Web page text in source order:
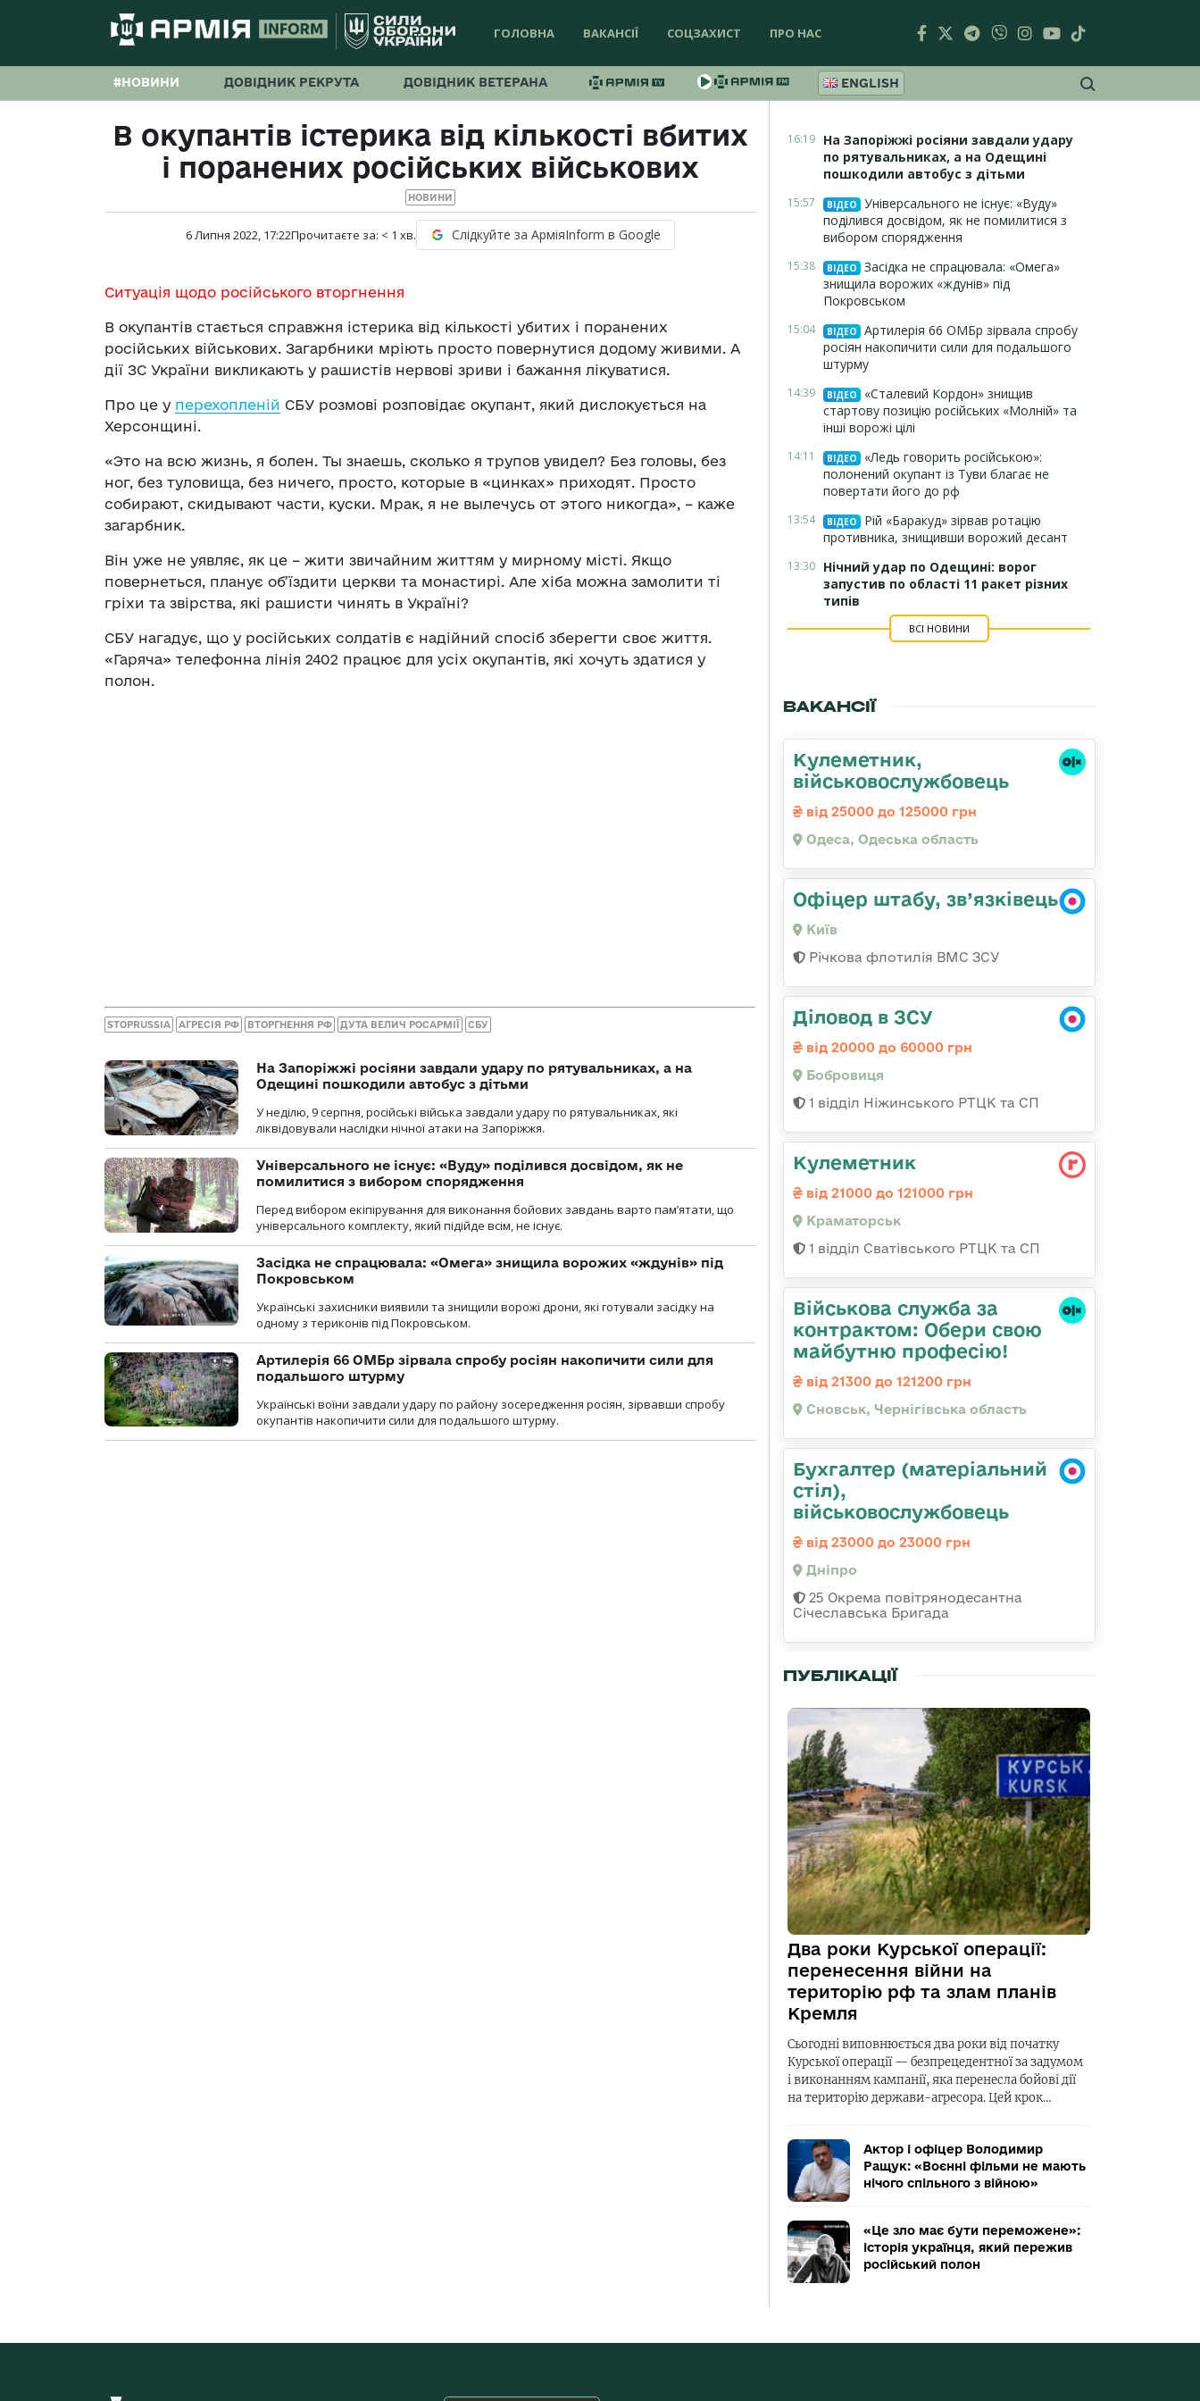
ГОЛОВНА ВАКАНСІЇ СОЦЗАХИСТ ПРО НАС
#НОВИНИ ДОВІДНИК РЕКРУТА ДОВІДНИК ВЕТЕРАНА ENGLISH
В окупантів істерика від кількості вбитих
і поранених російських військових
НОВИНИ
6 Липня 2022, 17:22Прочитаєте за: < 1 хв. Слідкуйте за АрміяInform в Google
Ситуація щодо російського вторгнення
В окупантів стається справжня істерика від кількості убитих і поранених
російських військових. Загарбники мріють просто повернутися додому живими. А
дії ЗС України викликають у рашистів нервові зриви і бажання лікуватися.
Про це у перехопленій СБУ розмові розповідає окупант, який дислокується на
Херсонщині.
«Это на всю жизнь, я болен. Ты знаешь, сколько я трупов увидел? Без головы, без
ног, без туловища, без ничего, просто, которые в «цинках» приходят. Просто
собирают, скидывают части, куски. Мрак, я не вылечусь от этого никогда», – каже
загарбник.
Він уже не уявляє, як це – жити звичайним життям у мирному місті. Якщо
повернеться, планує об’їздити церкви та монастирі. Але хіба можна замолити ті
гріхи та звірства, які рашисти чинять в Україні?
СБУ нагадує, що у російських солдатів є надійний спосіб зберегти своє життя.
«Гаряча» телефонна лінія 2402 працює для усіх окупантів, які хочуть здатися у
полон.
STOPRUSSIA АГРЕСІЯ РФ ВТОРГНЕННЯ РФ ДУТА ВЕЛИЧ РОСАРМІЇ СБУ
На Запоріжжі росіяни завдали удару по рятувальниках, а на
Одещині пошкодили автобус з дітьми
У неділю, 9 серпня, російські війська завдали удару по рятувальниках, які
ліквідовували наслідки нічної атаки на Запоріжжя.
Універсального не існує: «Вуду» поділився досвідом, як не
помилитися з вибором спорядження
Перед вибором екіпірування для виконання бойових завдань варто пам’ятати, що
універсального комплекту, який підійде всім, не існує.
Засідка не спрацювала: «Омега» знищила ворожих «ждунів» під
Покровськом
Українські захисники виявили та знищили ворожі дрони, які готували засідку на
одному з териконів під Покровськом.
Артилерія 66 ОМБр зірвала спробу росіян накопичити сили для
подальшого штурму
Українські воїни завдали удару по району зосередження росіян, зірвавши спробу
окупантів накопичити сили для подальшого штурму.
16:19 На Запоріжжі росіяни завдали удару
по рятувальниках, а на Одещині
пошкодили автобус з дітьми
15:57 ВІДЕО
Універсального не існує: «Вуду»
поділився досвідом, як не помилитися з
вибором спорядження
15:38 ВІДЕО
Засідка не спрацювала: «Омега»
знищила ворожих «ждунів» під
Покровськом
15:04 ВІДЕО
Артилерія 66 ОМБр зірвала спробу
росіян накопичити сили для подальшого
штурму
14:39 ВІДЕО
«Сталевий Кордон» знищив
стартову позицію російських «Молній» та
інші ворожі цілі
14:11 ВІДЕО
«Ледь говорить російською»:
полонений окупант із Туви благає не
повертати його до рф
13:54 ВІДЕО
Рій «Баракуд» зірвав ротацію
противника, знищивши ворожий десант
13:30 Нічний удар по Одещині: ворог
запустив по області 11 ракет різних
типів
ВСІ НОВИНИ
ВАКАНСІЇ
Кулеметник,
військовослужбовець
від 25000 до 125000 грн
Одеса, Одеська область
Офіцер штабу, зв’язківець
Київ
Річкова флотилія ВМС ЗСУ
Діловод в ЗСУ
від 20000 до 60000 грн
Бобровиця
1 відділ Ніжинського РТЦК та СП
Кулеметник
від 21000 до 121000 грн
Краматорськ
1 відділ Сватівського РТЦК та СП
Військова служба за
контрактом: Обери свою
майбутню професію!
від 21300 до 121200 грн
Сновськ, Чернігівська область
Бухгалтер (матеріальний
стіл),
військовослужбовець
від 23000 до 23000 грн
Дніпро
25 Окрема повітрянодесантна
Січеславська Бригада
ПУБЛІКАЦІЇ
Два роки Курської операції:
перенесення війни на
територію рф та злам планів
Кремля
Сьогодні виповнюється два роки від початку
Курської операції — безпрецедентної за задумом
і виконанням кампанії, яка перенесла бойові дії
на територію держави-агресора. Цей крок…
Актор і офіцер Володимир
Ращук: «Воєнні фільми не мають
нічого спільного з війною»
«Це зло має бути переможене»:
історія українця, який пережив
російський полон